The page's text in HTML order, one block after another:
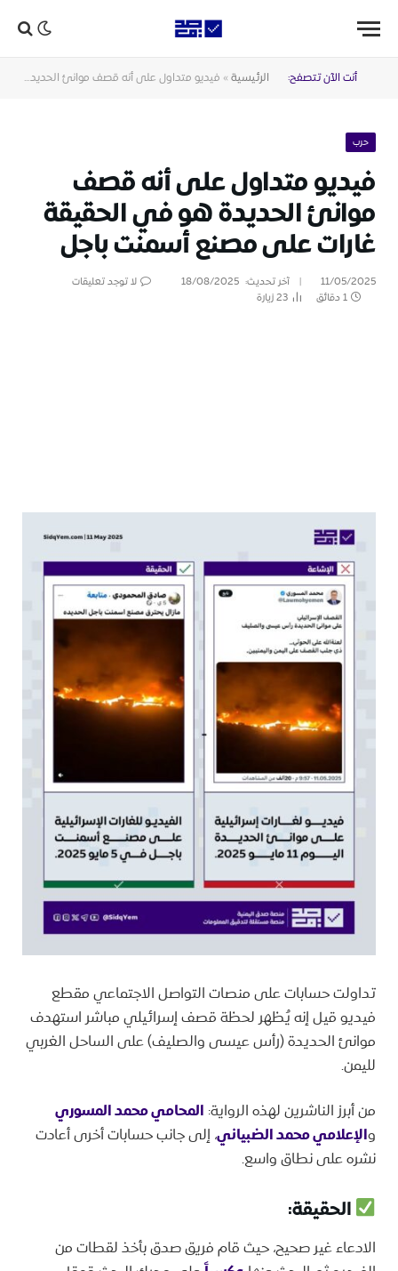
أنت الآن تتصفح: الرئيسية » فيديو متداول على أنه قصف موانئ الحديدة هو في الحقيقة غارات على مصنع أسمنت باجل
حرب
فيديو متداول على أنه قصف
موانئ الحديدة هو في الحقيقة
غارات على مصنع أسمنت باجل
11/05/2025 آخر تحديث: 18/08/2025
لا توجد تعليقات
1 دقائق
23زيارة
تداولت حسابات على منصات التواصل الاجتماعي مقطع
فيديو قيل إنه يُظهر لحظة قصف إسرائيلي مباشر استهدف
موانئ الحديدة (رأس عيسى والصليف) على الساحل الغربي
لليمن.
من أبرز الناشرين لهذه الرواية: المحامي محمد المسوري
والإعلامي محمد الضبياني، إلى جانب حسابات أخرى أعادت
نشره على نطاق واسع.
الحقيقة:
الادعاء غير صحيح، حيث قام فريق صدق بأخذ لقطات من